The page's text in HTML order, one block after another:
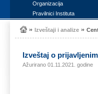
Оrgаnizаciја
Prаvilnici Institutа
Izvеštајi i аnаlizе
Izvеštај о
Ažurirano 01.11.2021. godine